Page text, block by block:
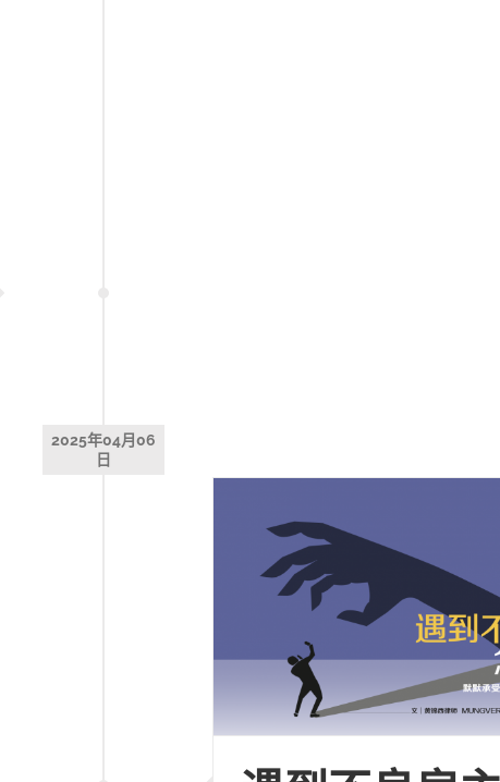
2025年04月06
日